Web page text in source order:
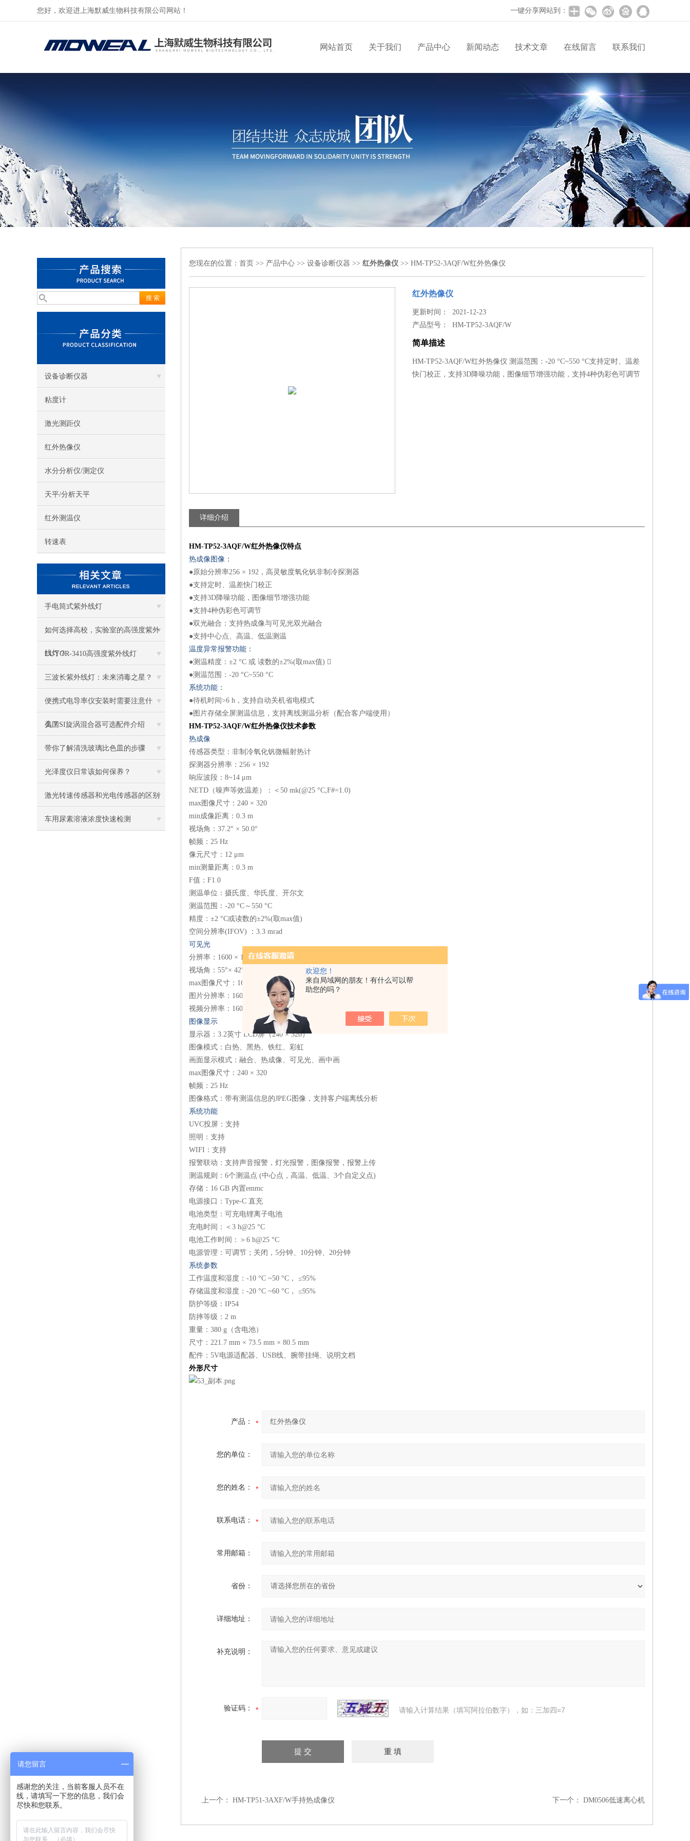
欢迎您！
来自局域网的朋友！有什么可以帮
助您的吗？
您好，欢迎进上海默威生物科技有限公司网站！ 一键分享网站到：
网站首页 关于我们 产品中心 新闻动态 技术文章 在线留言 联系我们
设备诊断仪器
粘度计
激光测距仪
红外热像仪
水分分析仪/测定仪
天平/分析天平
红外测温仪
转速表
手电筒式紫外线灯
如何选择高校，实验室的高强度紫外
线灯？
LUYOR-3410高强度紫外线灯
三波长紫外线灯：未来消毒之星？
便携式电导率仪安装时需要注意什
么？
美国SI旋涡混合器可选配件介绍
带你了解清洗玻璃比色皿的步骤
光泽度仪日常该如何保养？
激光转速传感器和光电传感器的区别
车用尿素溶液浓度快速检测
您现在的位置： 首页 >> 产品中心 >> 设备诊断仪器 >> 红外热像仪 >> HM-TP52-3AQF/W红外热像仪
红外热像仪
更新时间： 2021-12-23
产品型号：HM-TP52-3AQF/W
简单描述
HM-TP52-3AQF/W红外热像仪 测温范围：-20 °C~550 °C支持定时、温差
快门校正，支持3D降噪功能，图像细节增强功能，支持4种伪彩色可调节
详细介绍
HM-TP52-3AQF/W红外热像仪特点
热成像图像：
●原始分辨率256 × 192，高灵敏度氧化钒非制冷探测器
●支持定时、温差快门校正
●支持3D降噪功能，图像细节增强功能
●支持4种伪彩色可调节
●双光融合：支持热成像与可见光双光融合
●支持中心点、高温、低温测温
温度异常报警功能：
●测温精度：±2 °C 或 读数的±2%(取max值) 
●测温范围：-20 °C~550 °C
系统功能：
●待机时间>6 h，支持自动关机省电模式
●图片存储全屏测温信息，支持离线测温分析（配合客户端使用）
HM-TP52-3AQF/W红外热像仪技术参数
热成像
传感器类型：非制冷氧化钒微幅射热计
探测器分辨率：256 × 192
响应波段：8~14 μm
NETD（噪声等效温差）：＜50 mk(@25 °C,F#=1.0)
max图像尺寸：240 × 320
min成像距离：0.3 m
视场角：37.2° × 50.0°
帧频：25 Hz
像元尺寸：12 μm
min测量距离：0.3 m
F值：F1.0
测温单位：摄氏度、华氏度、开尔文
测温范围：-20 °C～550 °C
精度：±2 °C或读数的±2%(取max值)
空间分辨率(IFOV) ：3.3 mrad
可见光
分辨率：1600 × 1200
视场角：55°× 42°
max图像尺寸：1600 × 1200
图片分辨率：1600 × 1200
视频分辨率：1600 × 1200
图像显示
显示器：3.2英寸 LCD屏（240 × 320）
图像模式：白热、黑热、铁红、彩虹
画面显示模式：融合、热成像、可见光、画中画
max图像尺寸：240 × 320
帧频：25 Hz
图像格式：带有测温信息的JPEG图像，支持客户端离线分析
系统功能
UVC投屏：支持
照明：支持
WIFI：支持
报警联动：支持声音报警，灯光报警，图像报警，报警上传
测温规则：6个测温点 (中心点，高温、低温、3个自定义点)
存储：16 GB 内置emmc
电源接口：Type-C 直充
电池类型：可充电锂离子电池
充电时间：＜3 h@25 °C
电池工作时间：＞6 h@25 °C
电源管理：可调节；关闭，5分钟、10分钟、20分钟
系统参数
工作温度和湿度：-10 °C ~50 °C， ≤95%
存储温度和湿度：-20 °C ~60 °C， ≤95%
防护等级：IP54
防摔等级：2 m
重量：380 g（含电池）
尺寸：221.7 mm × 73.5 mm × 80.5 mm
配件：5V电源适配器、USB线、腕带挂绳、说明文档
外形尺寸
产品：
您的单位：
您的姓名：
联系电话：
常用邮箱：
省份：
详细地址：
补充说明：
验证码： 请输入计算结果（填写阿拉伯数字），如：三加四=7
上一个： HM-TP51-3AXF/W手持热成像仪 下一个： DM0506低速离心机
请您留言
感谢您的关注，当前客服人员不在
线，请填写一下您的信息，我们会
尽快和您联系。